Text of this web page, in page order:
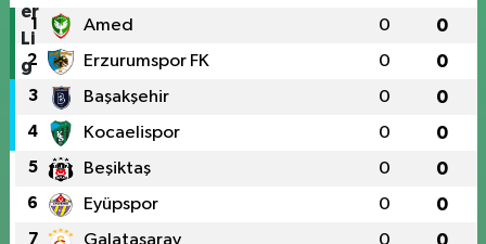
1 Amed 0 0
2 Erzurumspor FK 0 0
3 Başakşehir 0 0
4 Kocaelispor 0 0
5 Beşiktaş 0 0
6 Eyüpspor 0 0
7 Galatasaray 0 0